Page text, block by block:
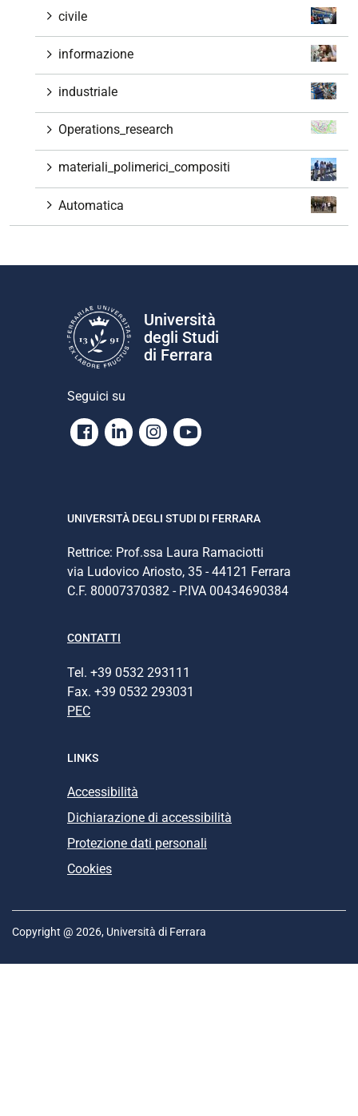
civile
informazione
industriale
Operations_research
materiali_polimerici_compositi
Automatica
Università
degli Studi
di Ferrara
Seguici su
Facebook
LinkedinInstagram
Youtube
UNIVERSITÀ DEGLI STUDI DI FERRARA
Rettrice: Prof.ssa Laura Ramaciotti
via Ludovico Ariosto, 35 - 44121 Ferrara
C.F. 80007370382 - P.IVA 00434690384
CONTATTI
Tel. +39 0532 293111
Fax. +39 0532 293031
PEC
LINKS
Accessibilità
Dichiarazione di accessibilità
Protezione dati personali
Cookies
Copyright @ 2026, Università di Ferrara